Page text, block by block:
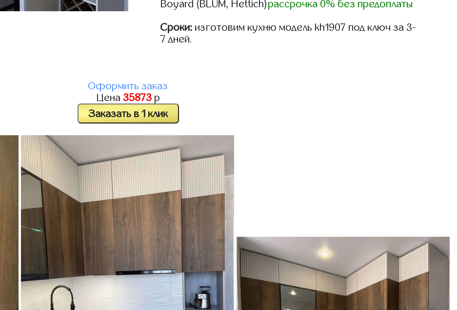
Boyard (BLUM, Hettich)рассрочка 0% без предоплаты
Сроки: изготовим кухню модель kh1907 под ключ за 3-
7 дней.
Оформить заказ
Цена 35873р
Заказать в 1 клик